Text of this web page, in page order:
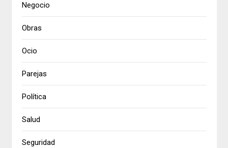
Negocio
Obras
Ocio
Parejas
Política
Salud
Seguridad